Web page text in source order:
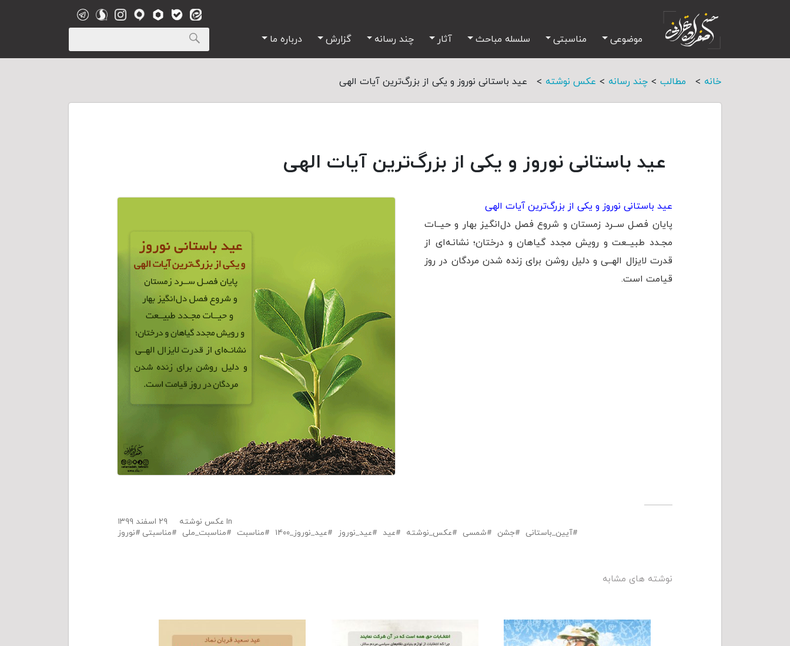
موضوعی مناسبتی سلسله مباحث آثار چند رسانه گزارش درباره ما
خانه > مطالب > چند رسانه > عکس نوشته > عید باستانی نوروز و یکی از بزرگ‌ترین آیات الهی
عید باستانی نوروز و یکی از بزرگ‌ترین آیات الهی
عید باستانی نوروز و یکی از بزرگ‌ترین آیات الهی
پایان فصـل ســرد زمستان و شروع فصل دل‌انگیز بهار و حیــات
مجـدد طبیــعت و رویش مجدد گیاهان و درختان؛ نشانـه‌ای از
قدرت لایزال الهــی و دلیل روشن برای زنده شدن مردگان در روز
قیامت است.
۲۹ اسفند ۱۳۹۹ In عکس نوشته
آیین_باستانی
جشن شمسی عکس_نوشته عید عید_نوروز عید_نوروز_۱۴۰۰ مناسبت مناسبت_ملی مناسبتی نوروز
نوشته های مشابه